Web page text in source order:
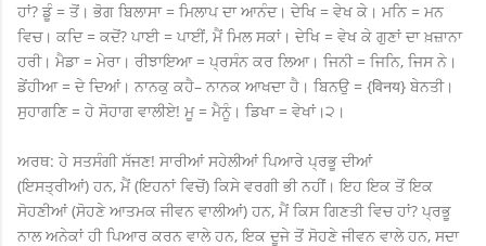
ਹਾਂ? ਡੂੰ = ਤੋਂ। ਭੋਗ ਬਿਲਾਸਾ = ਮਿਲਾਪ ਦਾ ਆਨੰਦ। ਦੇਖਿ = ਵੇਖ ਕੇ। ਮਨਿ = ਮਨ
ਵਿਚ। ਕਦਿ = ਕਦੋਂ? ਪਾਈ = ਪਾਈਂ, ਮੈਂ ਮਿਲ ਸਕਾਂ। ਦੇਖਿ = ਵੇਖ ਕੇ ਗੁਣਾਂ ਦਾ ਖ਼ਜ਼ਾਨਾ
ਹਰੀ। ਮੈਡਾ = ਮੇਰਾ। ਰੀਝਾਇਆ = ਪ੍ਰਸੰਨ ਕਰ ਲਿਆ। ਜਿਨੀ = ਜਿਨਿ, ਜਿਸ ਨੇ।
ਡੇਂਹੀਆ = ਦੇ ਦਿਆਂ। ਨਾਨਕੁ ਕਹੈ– ਨਾਨਕ ਆਖਦਾ ਹੈ। ਬਿਨਉ = {विनय} ਬੇਨਤੀ।
ਸੁਹਾਗਣਿ = ਹੇ ਸੋਹਾਗ ਵਾਲੀਏ! ਮੂ = ਮੈਨੂੰ। ਡਿਖਾ = ਵੇਖਾਂ।੨।
ਅਰਥ: ਹੇ ਸਤਸੰਗੀ ਸੱਜਣ! ਸਾਰੀਆਂ ਸਹੇਲੀਆਂ ਪਿਆਰੇ ਪ੍ਰਭੂ ਦੀਆਂ
(ਇਸਤ੍ਰੀਆਂ) ਹਨ, ਮੈਂ (ਇਹਨਾਂ ਵਿਚੋਂ) ਕਿਸੇ ਵਰਗੀ ਭੀ ਨਹੀਂ। ਇਹ ਇਕ ਤੋਂ ਇਕ
ਸੋਹਣੀਆਂ (ਸੋਹਣੇ ਆਤਮਕ ਜੀਵਨ ਵਾਲੀਆਂ) ਹਨ, ਮੈਂ ਕਿਸ ਗਿਣਤੀ ਵਿਚ ਹਾਂ? ਪ੍ਰਭੂ
ਨਾਲ ਅਨੇਕਾਂ ਹੀ ਪਿਆਰ ਕਰਨ ਵਾਲੇ ਹਨ, ਇਕ ਦੂਜੇ ਤੋਂ ਸੋਹਣੇ ਜੀਵਨ ਵਾਲੇ ਹਨ, ਸਦਾ